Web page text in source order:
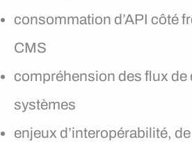
consommation d’API côté
CMS
compréhension des flux de
systèmes
enjeux d’interopérabilité,